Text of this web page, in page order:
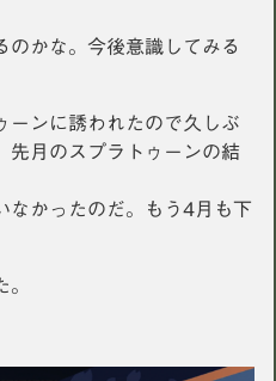
のかな。今後意識してみる
ーンに誘われたので久しぶ
先月のスプラトゥーンの結
なかったのだ。もう4月も下